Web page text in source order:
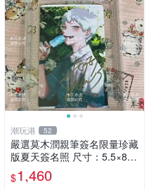
潮玩港 52
嚴選莫木潤親筆簽名限量珍藏
版夏天簽名照 尺寸：5.5×8.4
公分 附原裝相框 推薦收藏家
必備 《光死去的夏天》《Th
$1,460